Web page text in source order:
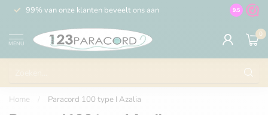
99% van onze klanten beveelt ons aan 100% de
9.5
MENU
0
Home Paracord 100 type I Azalia